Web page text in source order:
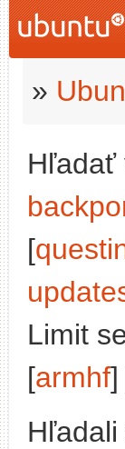
»
Hľadať
[
Limit
[armhf]